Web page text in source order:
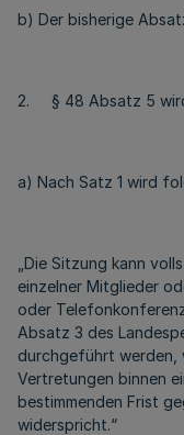
b) Der bisherige
2. § 48 Absatz 5
a) Nach Satz 1 wird
„Die Sitzung kann
einzelner Mitglieder
oder
Absatz 3 des
durchgeführt werden,
Vertretungen binnen
bestimmenden Frist
widerspricht.“